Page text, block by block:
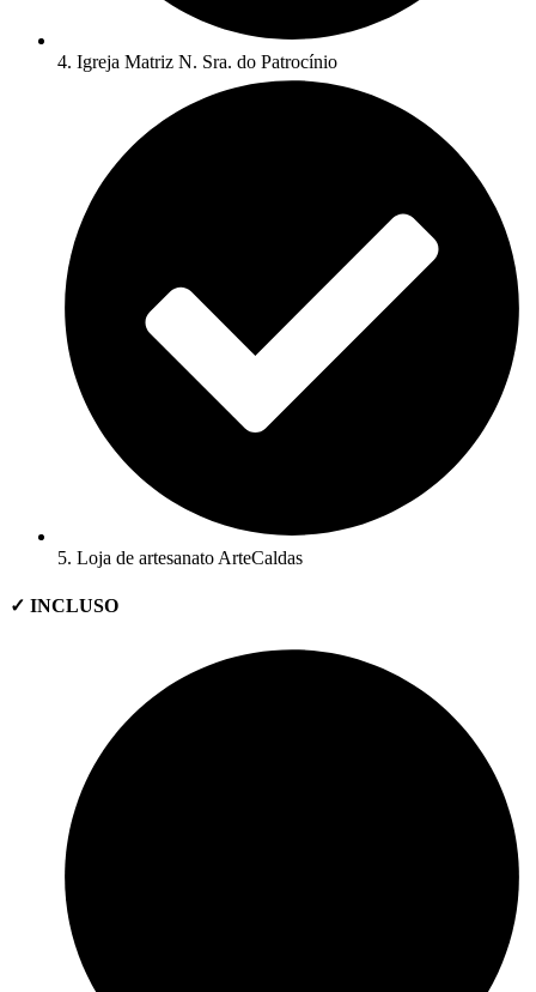
4. Igreja Matriz N. Sra. do Patrocínio
5. Loja de artesanato ArteCaldas
✓ INCLUSO